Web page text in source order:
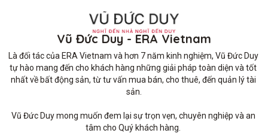
Vũ Đức Duy - ERA Vietnam
Là đối tác của ERA Vietnam và hơn 7 năm kinh nghiệm, Vũ Đức Duy
tự hào mang đến cho khách hàng những giải pháp toàn diện và tốt
nhất về bất động sản, từ tư vấn mua bán, cho thuê, đến quản lý tài
sản.
Vũ Đức Duy mong muốn đem lại sự trọn vẹn, chuyên nghiệp và an
tâm cho Quý khách hàng.